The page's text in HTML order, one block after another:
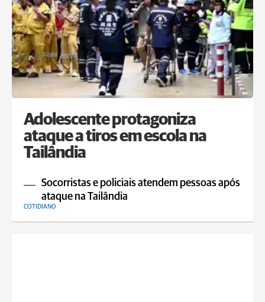
Adolescente protagoniza
ataque a tiros em escola na
Tailândia
Socorristas e policiais atendem pessoas após
ataque na Tailândia
COTIDIANO